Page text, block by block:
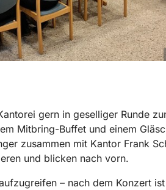
gern in geselliger Runde
Mitbring-Buffet und einem
zusammen mit Kantor Frank
und blicken nach vorn.
– nach dem Konzert